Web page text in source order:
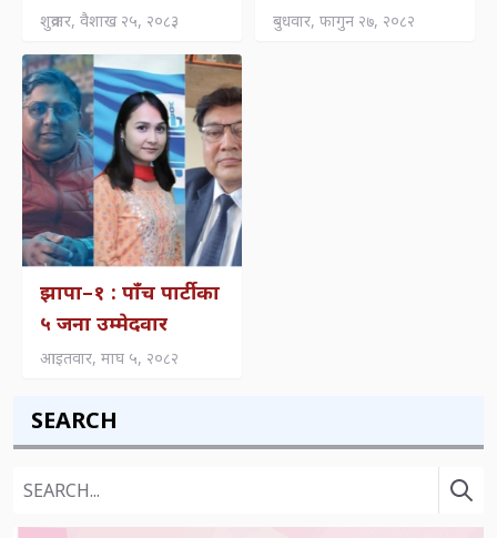
अप्राकृतिक गठजोड ।
शुक्रवार, वैशाख २५, २०८३
मत, कुन-कुनले पाए
बुधवार, फागुन २७, २०८२
झापा–१ : पाँच पार्टीका
५ जना उम्मेदवार
आइतवार, माघ ५, २०८२
SEARCH